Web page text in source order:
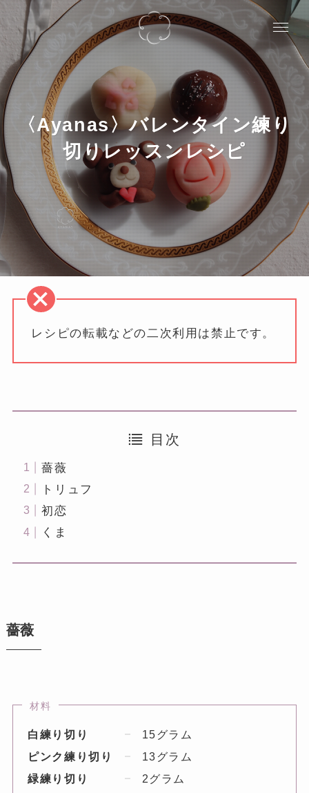
〈Ayanas〉バレンタイン練り
切りレッスンレシピ
レシピの転載などの二次利用は禁止です。
目次
薔薇
トリュフ
初恋
くま
薔薇
材料
白練り切り
15グラム
ピンク練り切り
13グラム
緑練り切り
2グラム